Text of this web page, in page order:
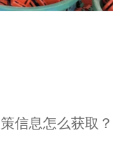
信息怎么获取